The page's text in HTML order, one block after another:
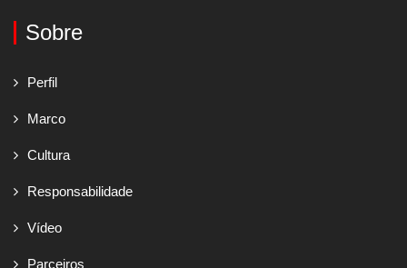
Sobre
Perfil
Marco
Cultura
Responsabilidade
Vídeo
Parceiros